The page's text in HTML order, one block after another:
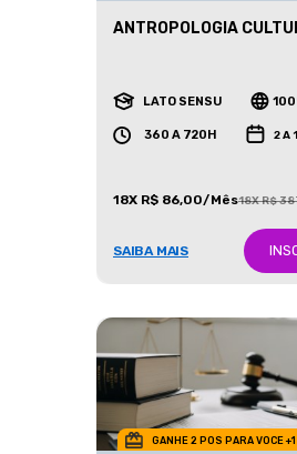
ANTROPOLOGIA
LATO SENSU
360 A 720H 2 A
18X R$ 86,00/Mês18X R$
SAIBA MAIS
GANHE 2 POS PARA VOCE